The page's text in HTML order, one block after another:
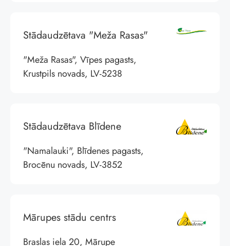
Stādaudzētava "Meža Rasas"
"Meža Rasas", Vīpes pagasts,
Krustpils novads, LV-5238
Stādaudzētava Blīdene
"Namalauki", Blīdenes pagasts,
Brocēnu novads, LV-3852
Mārupes stādu centrs
Braslas iela 20, Mārupe